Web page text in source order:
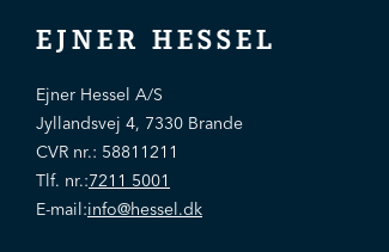
EJNER HESSEL
Ejner Hessel A/S
Jyllandsvej 4, 7330 Brande
CVR nr.: 58811211
Tlf. nr.:7211 5001
E-mail:info@hessel.dk